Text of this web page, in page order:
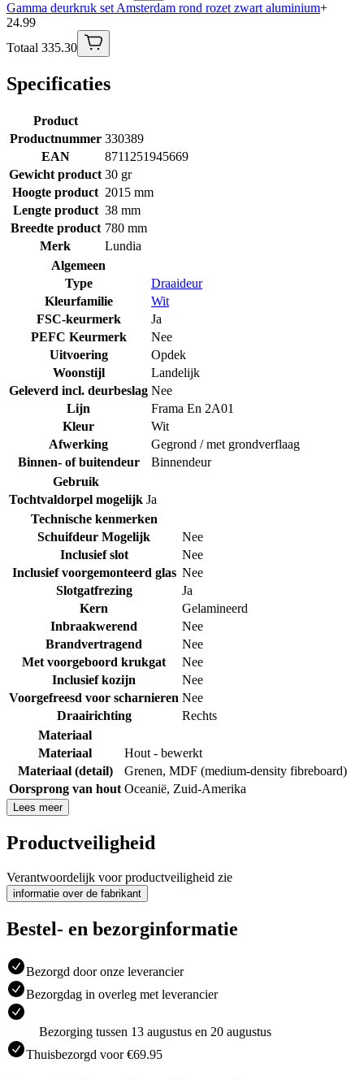
Gamma deurkruk set Amsterdam rond rozet zwart aluminium+
24.99
Totaal 335.30
Specificaties
Product
Productnummer 330389
EAN
8711251945669
Gewicht product 30 gr
Hoogte product 2015 mm
Lengte product 38 mm
Breedte product 780 mm
Merk
Lundia
Algemeen
Type
Draaideur
Kleurfamilie
Wit
FSC-keurmerk
Ja
PEFC Keurmerk
Nee
Uitvoering
Opdek
Woonstijl
Landelijk
Geleverd incl. deurbeslag Nee
Lijn
Frama En 2A01
Kleur
Wit
Afwerking
Gegrond / met grondverflaag
Binnen- of buitendeur
Binnendeur
Gebruik
Tochtvaldorpel mogelijk Ja
Technische kenmerken
Schuifdeur Mogelijk
Nee
Inclusief slot
Nee
Inclusief voorgemonteerd glas Nee
Slotgatfrezing
Ja
Kern
Gelamineerd
Inbraakwerend
Nee
Brandvertragend
Nee
Met voorgeboord krukgat
Nee
Inclusief kozijn
Nee
Voorgefreesd voor scharnieren Nee
Draairichting
Rechts
Materiaal
Materiaal
Hout - bewerkt
Materiaal (detail)
Grenen, MDF (medium-density fibreboard)
Oorsprong van hout Oceanië, Zuid-Amerika
Lees meer
Productveiligheid
Verantwoordelijk voor productveiligheid zie
informatie over de fabrikant
Bestel- en bezorginformatie
Bezorgd door onze leverancier
Bezorgdag in overleg met leverancier
Bezorging tussen 13 augustus en 20 augustus
Thuisbezorgd voor €69.95